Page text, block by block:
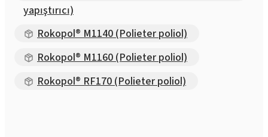
yapıştırıcı)
Rokopol® M1140 (Polieter poliol)
Rokopol® M1160 (Polieter poliol)
Rokopol® RF170 (Polieter poliol)